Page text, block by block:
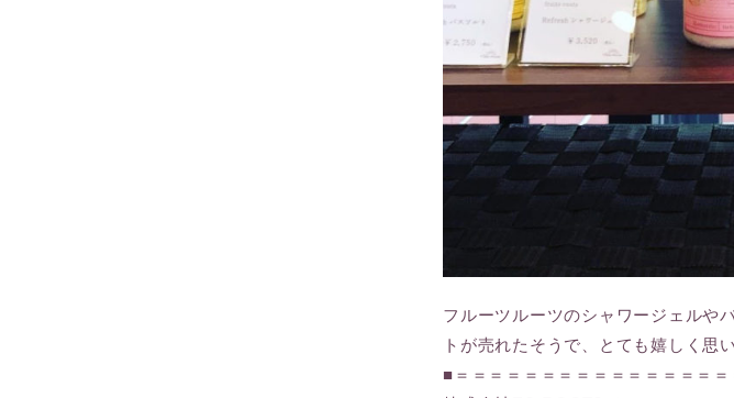
フルーツルーツのシャワージェルや
トが売れたそうで、とても嬉しく思
■＝＝＝＝＝＝＝＝＝＝＝＝＝＝＝